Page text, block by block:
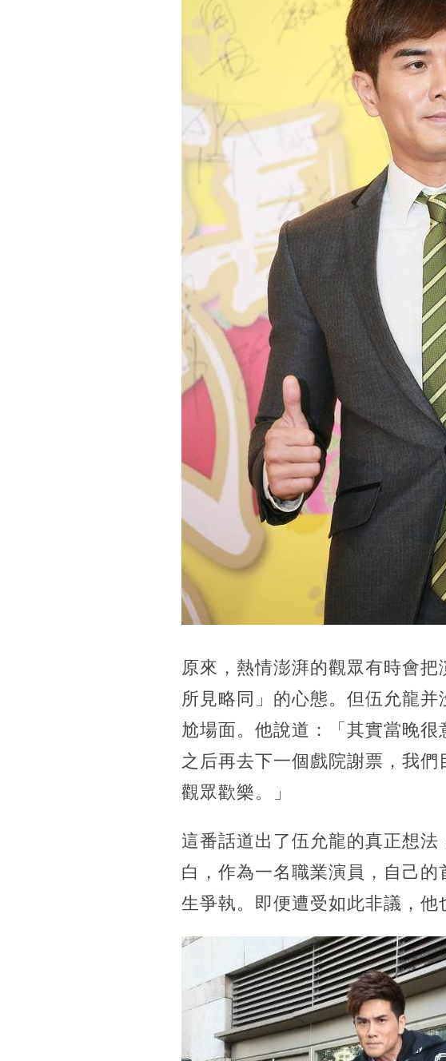
原來，熱情澎湃的觀眾有時會
所見略同」的心態。但伍允龍
尬場面。他說道：「其實當晚很
之后再去下一個戲院謝票，我
觀眾歡樂。」
這番話道出了伍允龍的真正想
白，作為一名職業演員，自己
生爭執。即便遭受如此非議，他